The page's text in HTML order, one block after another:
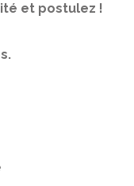
et postulez !